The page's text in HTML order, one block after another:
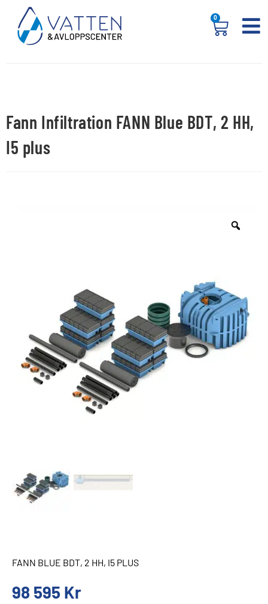
0
Fann Infiltration FANN Blue BDT, 2 HH,
I5 plus
FANN BLUE BDT, 2 HH, I5 PLUS
98 595 Kr